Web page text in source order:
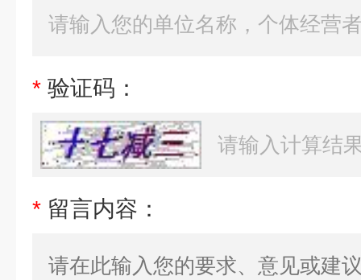
* 验证码：
* 留言内容：